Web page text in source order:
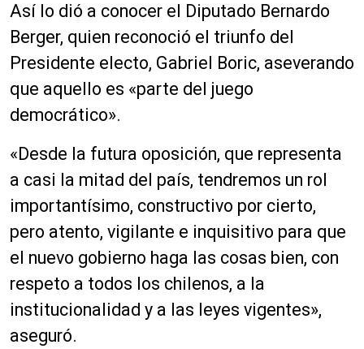
Así lo dió a conocer el Diputado Bernardo
Berger, quien reconoció el triunfo del
Presidente electo, Gabriel Boric, aseverando
que aquello es «parte del juego
democrático».
«Desde la futura oposición, que representa
a casi la mitad del país, tendremos un rol
importantísimo, constructivo por cierto,
pero atento, vigilante e inquisitivo para que
el nuevo gobierno haga las cosas bien, con
respeto a todos los chilenos, a la
institucionalidad y a las leyes vigentes»,
aseguró.